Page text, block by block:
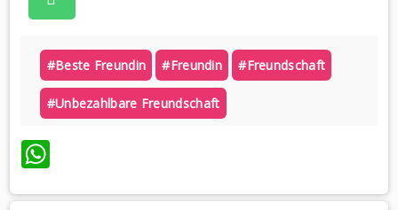
#beste Freundin #freundin #freundschaft
#unbezahlbare Freundschaft
WhatsApp